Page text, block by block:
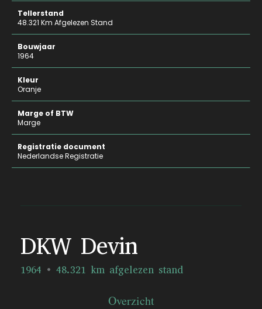
Tellerstand
48.321 Km Afgelezen Stand
Bouwjaar
1964
Kleur
Oranje
Marge of BTW
Marge
Registratie document
Nederlandse Registratie
DKW Devin
1964 48.321 km afgelezen stand
Overzicht